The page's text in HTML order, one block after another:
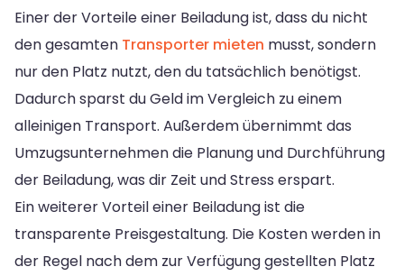
Einer der Vorteile einer Beiladung ist, dass du nicht
den gesamten Transporter mieten musst, sondern
nur den Platz nutzt, den du tatsächlich benötigst.
Dadurch sparst du Geld im Vergleich zu einem
alleinigen Transport. Außerdem übernimmt das
Umzugsunternehmen die Planung und Durchführung
der Beiladung, was dir Zeit und Stress erspart.
Ein weiterer Vorteil einer Beiladung ist die
transparente Preisgestaltung. Die Kosten werden in
der Regel nach dem zur Verfügung gestellten Platz